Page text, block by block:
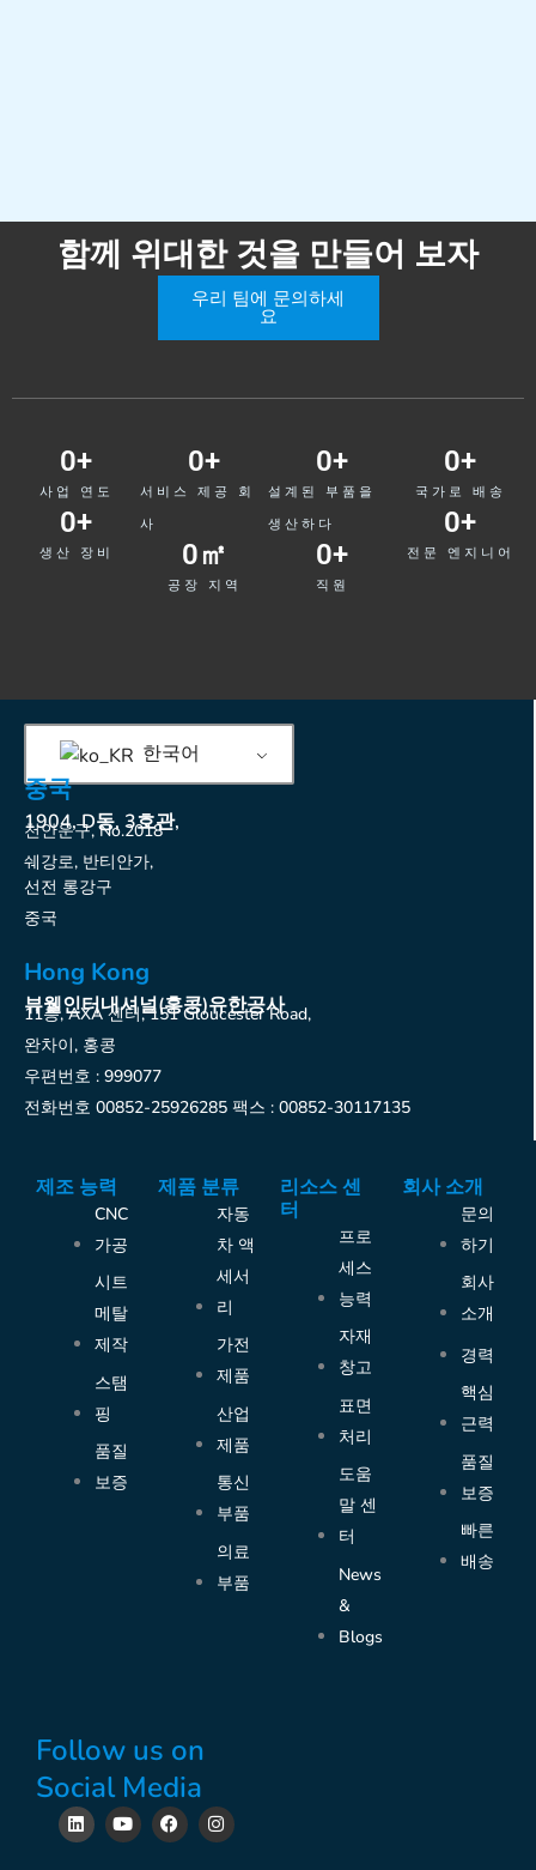
함께 위대한 것을 만들어 보자
우리 팀에 문의하세
요
사업 연도
0+
생산 장비
0+
서비스 제공 회
사
0+
공장 지역
0㎡
설계된 부품을
생산하다
0+
직원
0+
국가로 배송
0+
전문 엔지니어
0+
한국어
중국
1904, D동, 3호관,
천안운구, No.2018
쉐강로, 반티안가,
선전 롱강구
중국
Hong Kong
뷰웰인터내셔널(홍콩)유한공사
11층, AXA 센터, 151 Gloucester Road,
완차이, 홍콩
우편번호 : 999077
전화번호 00852-25926285 팩스 : 00852-30117135
제조 능력
CNC
가공
시트
메탈
제작
스탬
핑
품질
보증
제품 분류
자동
차 액
세서
리
가전
제품
산업
제품
통신
부품
의료
부품
리소스 센
터
프로
세스
능력
자재
창고
표면
처리
도움
말 센
터
News
&
Blogs
회사 소개
문의
하기
회사
소개
경력
핵심
근력
품질
보증
빠른
배송
Follow us on
Social Media
L
i
n
Y
o
u
F
a
c
I
n
s